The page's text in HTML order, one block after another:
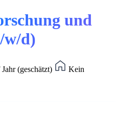
und
w/d)
(geschätzt)
Kein